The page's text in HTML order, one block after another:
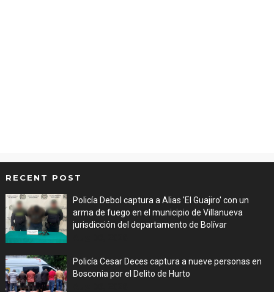
RECENT POST
Policía Debol captura a Alias 'El Guajiro' con un
arma de fuego en el municipio de Villanueva
jurisdicción del departamento de Bolívar
Policía Cesar Deces captura a nueve personas en
Bosconia por el Delito de Hurto